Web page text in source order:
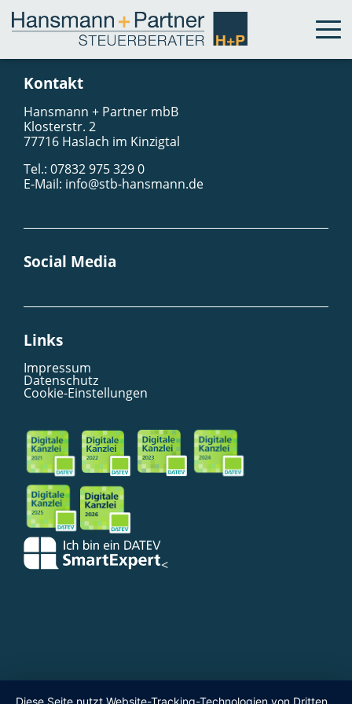
Kontakt
Hansmann + Partner mbB
Klosterstr. 2
77716 Haslach im Kinzigtal
Tel.: 07832 975 329 0
E-Mail: info@stb-hansmann.de
Social Media
Links
Impressum
Datenschutz
Cookie-Einstellungen
<
Diese Seite nutzt Website-Tracking-Technologien von Dritten,